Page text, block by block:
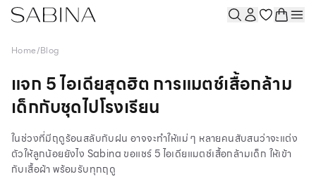
Home/Blog
แจก 5 ไอเดียสุดฮิต การแมตช์เสื้อกล้าม
เด็กกับชุดไปโรงเรียน
ในช่วงที่มีฤดูร้อนสลับกับฝน อาจจะทำให้แม่ ๆ หลายคนสับสนว่าจะแต่ง
ตัวให้ลูกน้อยยังไง Sabina ขอแชร์ 5 ไอเดียแมตช์เสื้อกล้ามเด็ก ให้เข้า
กับเสื้อผ้า พร้อมรับทุกฤดู